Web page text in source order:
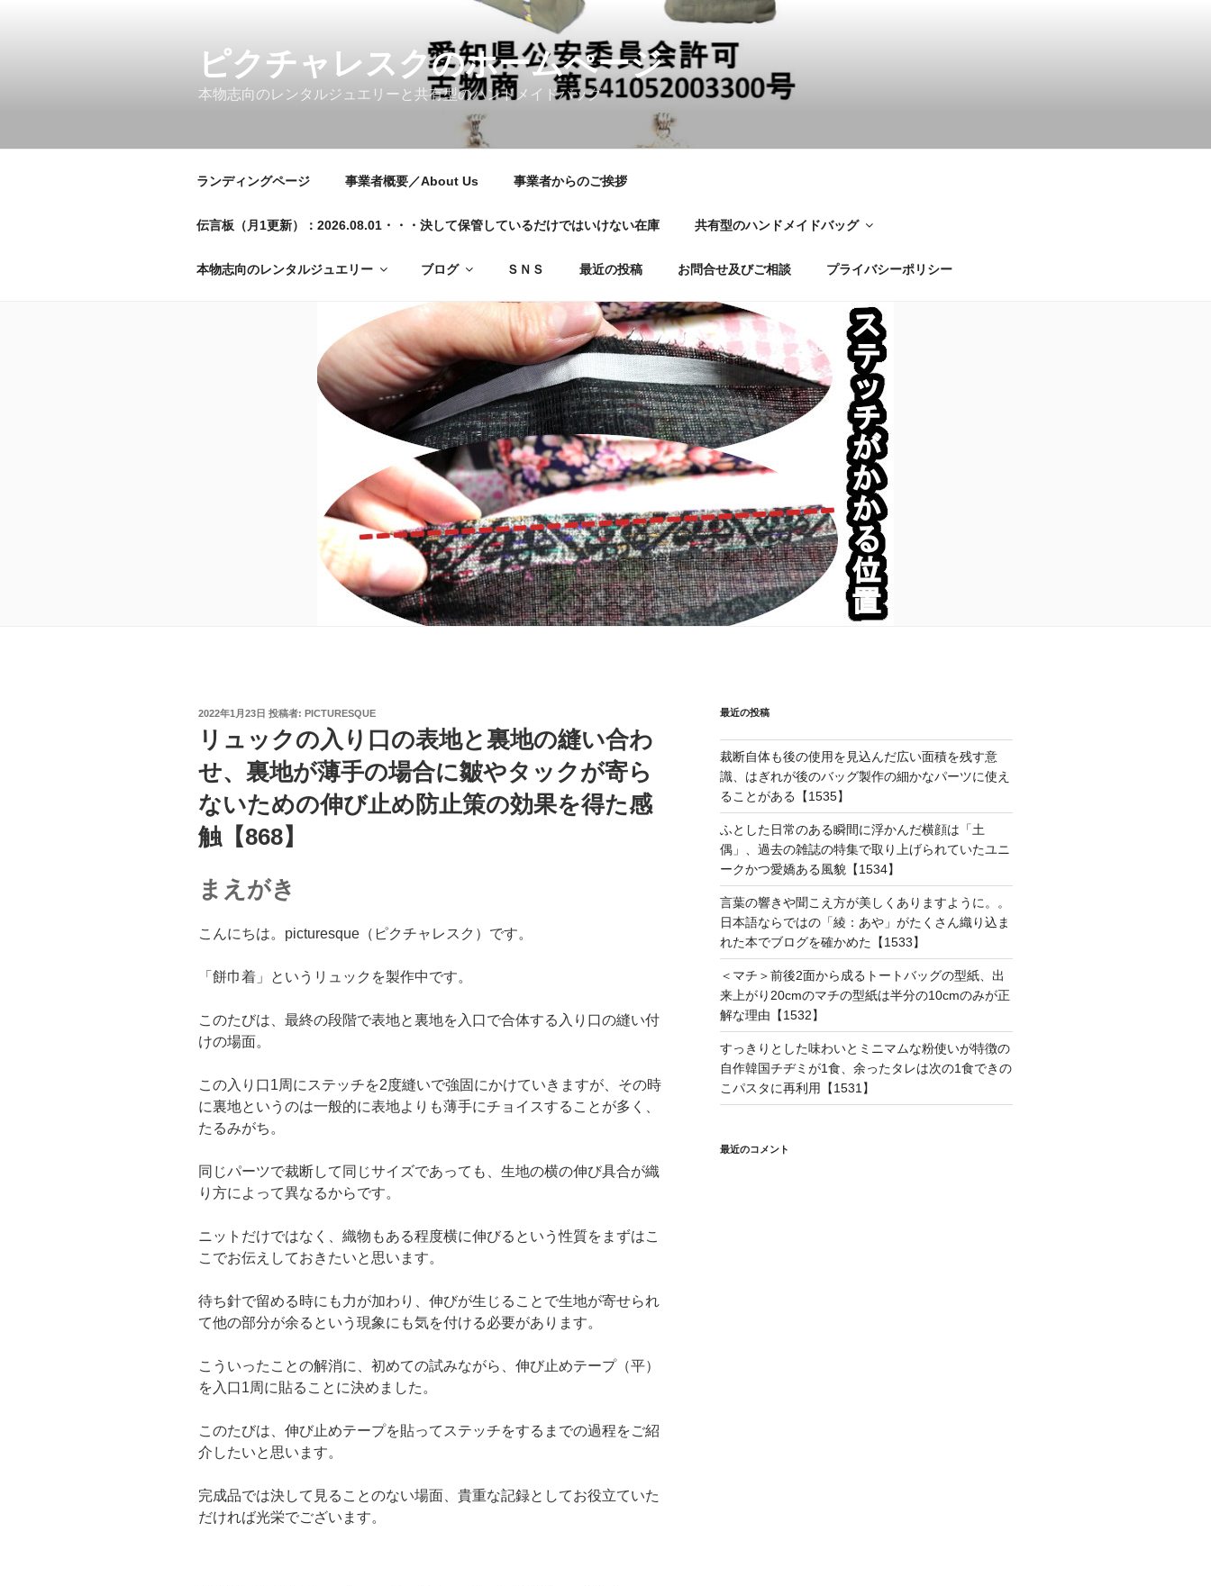
ピクチャレスクのホームぺージ
本物志向のレンタルジュエリーと共有型のハンドメイドバッグ
ランディングページ 事業者概要／About Us 事業者からのご挨拶
伝言板（月1更新）：2026.08.01・・・決して保管しているだけではいけない在庫 共有型のハンドメイドバッグ
本物志向のレンタルジュエリー ブログ ＳＮＳ 最近の投稿 お問合せ及びご相談 プライバシーポリシー
投
日:
2022年1月23日 投稿者: PICTURESQUE
リュックの入り口の表地と裏地の縫い合わ
せ、裏地が薄手の場合に皺やタックが寄ら
ないための伸び止め防止策の効果を得た感
触【868】
まえがき
こんにちは。picturesque（ピクチャレスク）です。
「餅巾着」というリュックを製作中です。
このたびは、最終の段階で表地と裏地を入口で合体する入り口の縫い付
けの場面。
この入り口1周にステッチを2度縫いで強固にかけていきますが、その時
に裏地というのは一般的に表地よりも薄手にチョイスすることが多く、
たるみがち。
同じパーツで裁断して同じサイズであっても、生地の横の伸び具合が織
り方によって異なるからです。
ニットだけではなく、織物もある程度横に伸びるという性質をまずはこ
こでお伝えしておきたいと思います。
待ち針で留める時にも力が加わり、伸びが生じることで生地が寄せられ
て他の部分が余るという現象にも気を付ける必要があります。
こういったことの解消に、初めての試みながら、伸び止めテープ（平）
を入口1周に貼ることに決めました。
このたびは、伸び止めテープを貼ってステッチをするまでの過程をご紹
介したいと思います。
完成品では決して見ることのない場面、貴重な記録としてお役立ていた
だければ光栄でございます。
最近の投稿
裁断自体も後の使用を見込んだ広い面積を残す意
識、はぎれが後のバッグ製作の細かなパーツに使え
ることがある【1535】
ふとした日常のある瞬間に浮かんだ横顔は「土
偶」、過去の雑誌の特集で取り上げられていたユニ
ークかつ愛嬌ある風貌【1534】
言葉の響きや聞こえ方が美しくありますように。。
日本語ならではの「綾：あや」がたくさん織り込ま
れた本でブログを確かめた【1533】
＜マチ＞前後2面から成るトートバッグの型紙、出
来上がり20cmのマチの型紙は半分の10cmのみが正
解な理由【1532】
すっきりとした味わいとミニマムな粉使いが特徴の
自作韓国チヂミが1食、余ったタレは次の1食できの
こパスタに再利用【1531】
最近のコメント